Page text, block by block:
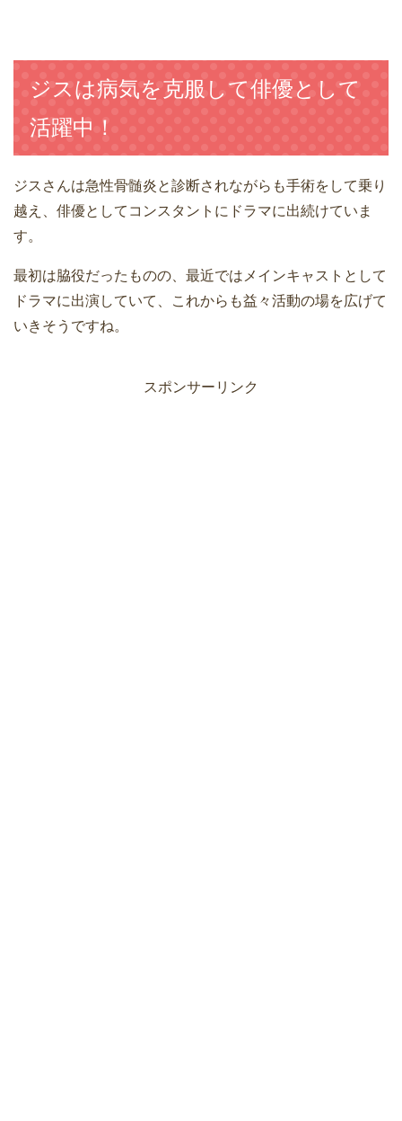
ジスは病気を克服して俳優として
活躍中！
ジスさんは急性骨髄炎と診断されながらも手術をして乗り
越え、俳優としてコンスタントにドラマに出続けていま
す。
最初は脇役だったものの、最近ではメインキャストとして
ドラマに出演していて、これからも益々活動の場を広げて
いきそうですね。
スポンサーリンク